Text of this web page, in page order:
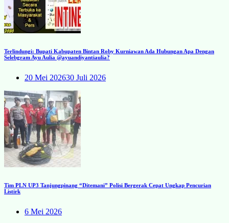
Terlindungi: Bupati Kabupaten Bintan Roby Kurniawan Ada Hubungan Apa Dengan
Selebgram Ayu Aulia @ayuandiyantiaulia?
20 Mei 202630 Juli 2026
Tim PLN UP3 Tanjungpinang “Ditemani” Polisi Bergerak Cepat Ungkap Pencurian
Listirk
6 Mei 2026